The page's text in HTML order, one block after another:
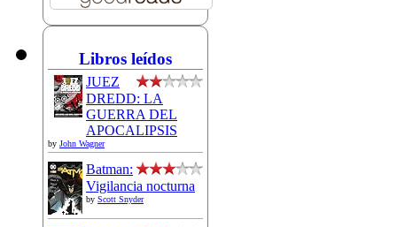
Libros leídos
JUEZ
DREDD: LA
GUERRA DEL
APOCALIPSIS
by John Wagner
Batman:
Vigilancia nocturna
by Scott Snyder